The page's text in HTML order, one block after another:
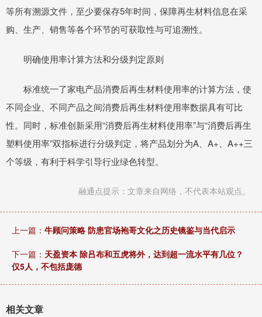
等所有溯源文件，至少要保存5年时间，保障再生材料信息在采
购、生产、销售等各个环节的可获取性与可追溯性。
明确使用率计算方法和分级判定原则
标准统一了家电产品消费后再生材料使用率的计算方法，使
不同企业、不同产品之间消费后再生材料使用率数据具有可比
性。同时，标准创新采用“消费后再生材料使用率”与“消费后再生
塑料使用率”双指标进行分级判定，将产品划分为A、A+、A++三
个等级，有利于科学引导行业绿色转型。
融通点提示：文章来自网络，不代表本站观点。
上一篇： 牛顾问策略 防患官场袍哥文化之历史镜鉴与当代启示
下一篇： 天盈资本 除吕布和五虎将外，达到超一流水平有几位？
仅5人，不包括庞德
相关文章